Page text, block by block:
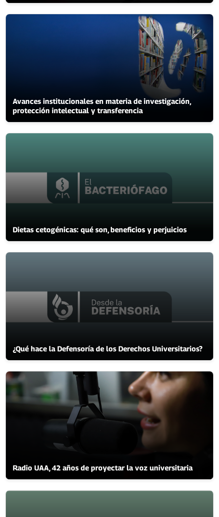
Avances institucionales en materia de investigación,
protección intelectual y transferencia
Dietas cetogénicas: qué son, beneficios y perjuicios
¿Qué hace la Defensoría de los Derechos Universitarios?
Radio UAA, 42 años de proyectar la voz universitaria